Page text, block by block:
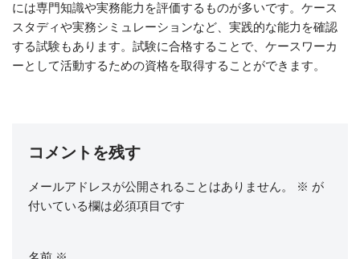
には専門知識や実務能力を評価するものが多いです。ケース
スタディや実務シミュレーションなど、実践的な能力を確認
する試験もあります。試験に合格することで、ケースワーカ
ーとして活動するための資格を取得することができます。
コメントを残す
メールアドレスが公開されることはありません。 ※ が
付いている欄は必須項目です